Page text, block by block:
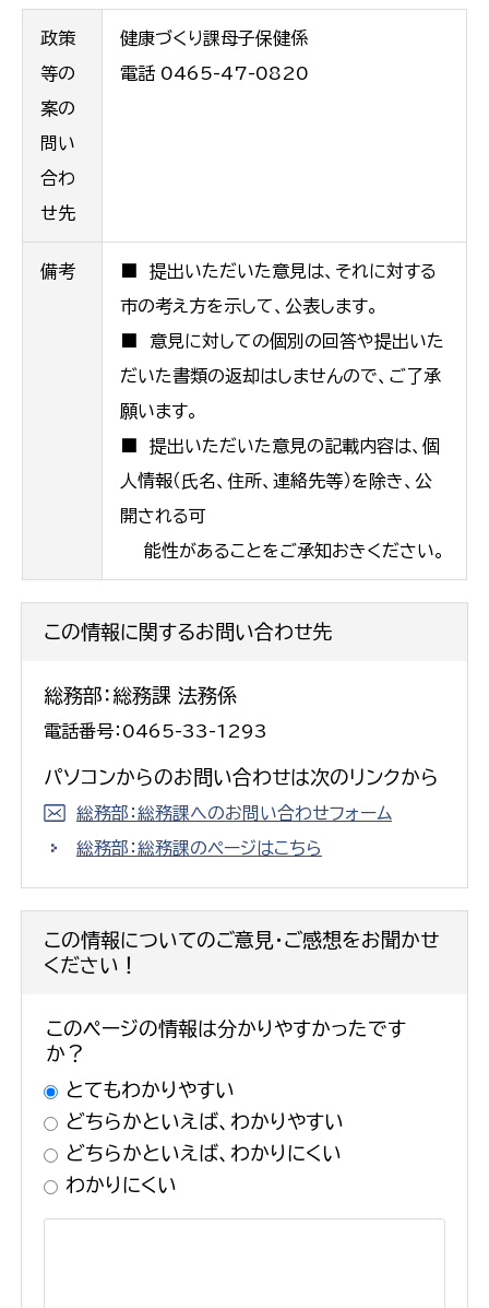
政策
等の
案の
問い
合わ
せ先
健康づくり課母子保健係
電話 0465-47-0820
備考
■ 提出いただいた意見は、それに対する
市の考え方を示して、公表します。
■ 意見に対しての個別の回答や提出いた
だいた書類の返却はしませんので、ご了承
願います。
■ 提出いただいた意見の記載内容は、個
人情報（氏名、住所、連絡先等）を除き、公
開される可
能性があることをご承知おきください。
この情報に関するお問い合わせ先
総務部：総務課 法務係
電話番号：0465-33-1293
パソコンからのお問い合わせは次のリンクから
総務部：総務課へのお問い合わせフォーム
総務部：総務課のページはこちら
この情報についてのご意見・ご感想をお聞かせ
ください！
このページの情報は分かりやすかったです
か？
とてもわかりやすい
どちらかといえば、わかりやすい
どちらかといえば、わかりにくい
わかりにくい